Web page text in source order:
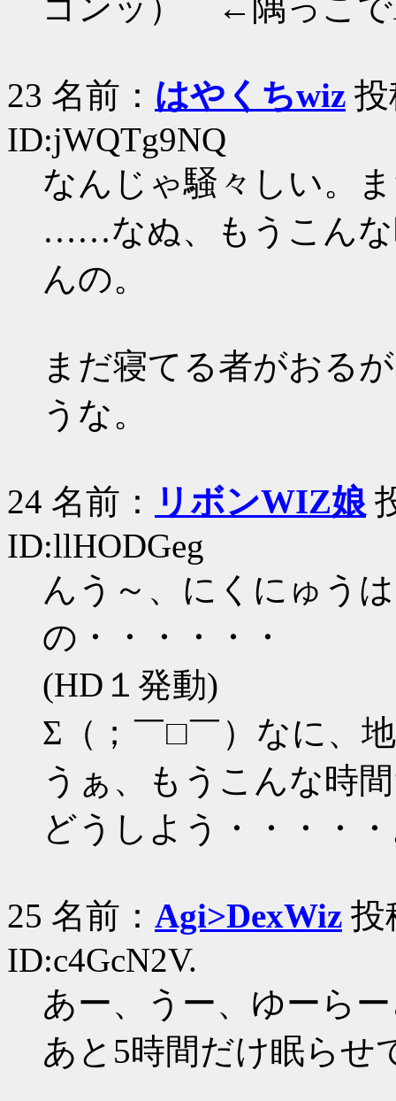
23 名前： はやくちwiz 投
ID:jWQTg9NQ
なんじゃ騒々しい。
……なぬ、もうこんな
んの。
まだ寝てる者がおる
うな。
24 名前： リボンWIZ娘
ID:llHODGeg
んう～、にくにゅう
の・・・・・・
(HD１発動)
Σ（；￣□￣）なに、
うぁ、もうこんな時
どうしよう・・・・
25 名前： Agi>DexWiz 投
ID:c4GcN2V.
あー、うー、ゆーら
あと5時間だけ眠ら